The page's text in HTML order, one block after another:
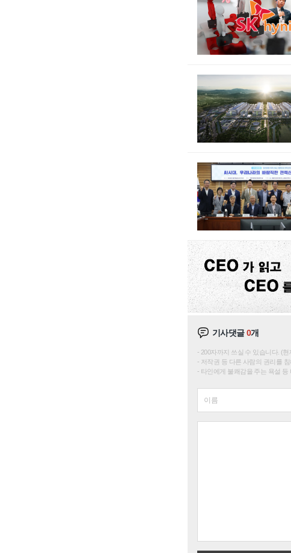
기사댓글0개
200자까지 쓰실 수 있습니다. (현
저작권 등 다른 사람의 권리를
타인에게 불쾌감을 주는 욕설